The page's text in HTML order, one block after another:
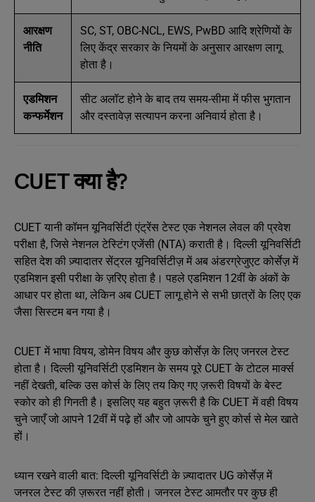
आरक्षण
नीति
SC, ST, OBC-NCL, EWS, PwBD आदि श्रेणियों के
लिए केंद्र सरकार के नियमों के अनुसार आरक्षण लागू
होता है।
एडमिशन
कन्फर्मेशन
सीट अलॉट होने के बाद तय समय-सीमा में फीस भुगतान
और दस्तावेज़ सत्यापन करना अनिवार्य होता है।
CUET क्या है?
CUET यानी कॉमन यूनिवर्सिटी एंट्रेंस टेस्ट एक नेशनल लेवल की प्रवेश
परीक्षा है, जिसे नेशनल टेस्टिंग एजेंसी (NTA) कराती है। दिल्ली यूनिवर्सिटी
सहित देश की ज़्यादातर सेंट्रल यूनिवर्सिटीज़ में अब अंडरग्रेजुएट कोर्सेज़ में
एडमिशन इसी परीक्षा के ज़रिए होता है। पहले एडमिशन 12वीं के अंकों के
आधार पर होता था, लेकिन अब CUET लागू होने से सभी छात्रों के लिए एक
जैसा सिस्टम बन गया है।
CUET में भाषा विषय, डोमेन विषय और कुछ कोर्सेज़ के लिए जनरल टेस्ट
होता है। दिल्ली यूनिवर्सिटी एडमिशन के समय पूरे CUET के टोटल मार्क्स
नहीं देखती, बल्कि उस कोर्स के लिए तय किए गए ज़रूरी विषयों के बेस्ट
स्कोर को ही गिनती है। इसलिए यह बहुत ज़रूरी है कि CUET में वही विषय
चुने जाएँ जो आपने 12वीं में पढ़े हों और जो आपके चुने हुए कोर्स से मेल खाते
हों।
ध्यान रखने वाली बात: दिल्ली यूनिवर्सिटी के ज़्यादातर UG कोर्सेज़ में
जनरल टेस्ट की ज़रूरत नहीं होती। जनरल टेस्ट आमतौर पर कुछ ही